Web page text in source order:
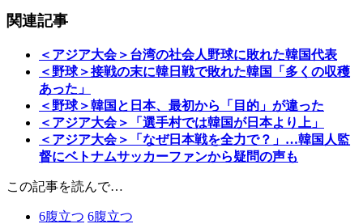
関連記事
＜アジア大会＞台湾の社会人野球に敗れた韓国代表
＜野球＞接戦の末に韓日戦で敗れた韓国「多くの収穫
あった」
＜野球＞韓国と日本、最初から「目的」が違った
＜アジア大会＞「選手村では韓国が日本より上」
＜アジア大会＞「なぜ日本戦を全力で？」…韓国人監
督にベトナムサッカーファンから疑問の声も
この記事を読んで…
6腹立つ 6腹立つ